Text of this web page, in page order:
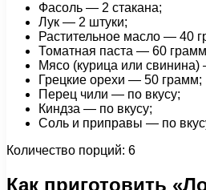
Фасоль — 2 стакана;
Лук — 2 штуки;
Растительное масло — 40
Томатная паста — 60
Мясо (курица или
Грецкие орехи — 50 грамм;
Перец чили — по вкусу;
Киндза — по вкусу;
Соль и приправы — по
Количество порций: 6
Как приготовить